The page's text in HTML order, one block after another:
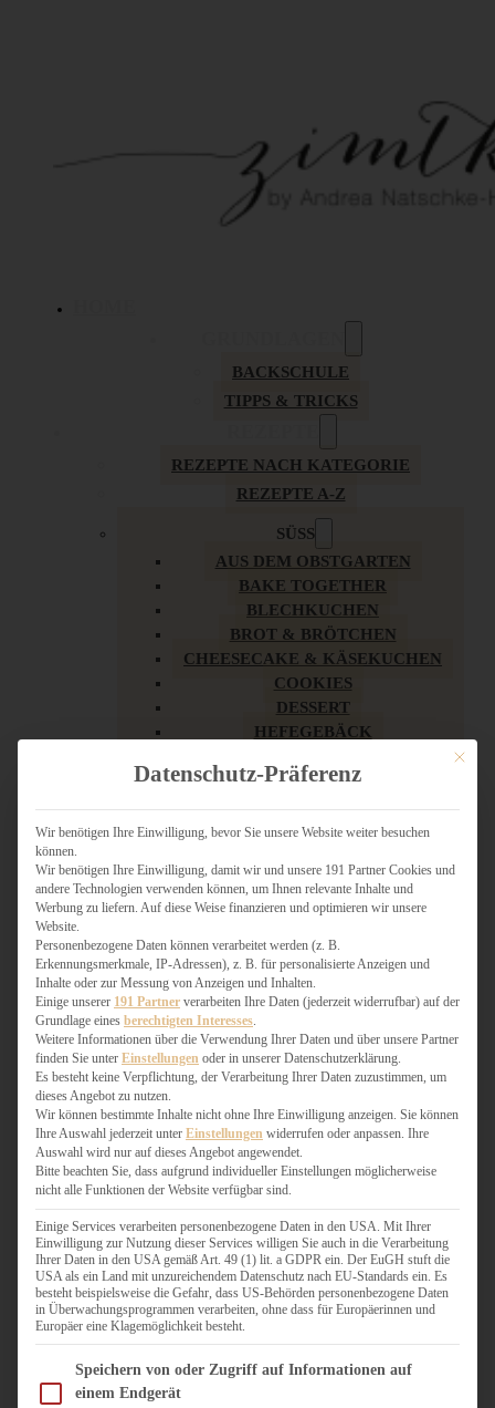
BACKSCHULE
TIPPS & TRICKS
REZEPTE NACH KATEGORIE
REZEPTE A-Z
SÜSS
AUS DEM OBSTGARTEN
BAKE TOGETHER
BLECHKUCHEN
BROT & BRÖTCHEN
CHEESECAKE & KÄSEKUCHEN
COOKIES
DESSERT
HEFEGEBÄCK
KUCHEN
LOW CARB & GESÜNDER
MY AMERICAN BAKERY
SCHOKOLADIGES
SÜSSES HAUPTGERICHT
TÖRTCHEN
VEGAN SÜSS
WEIHNACHTSBÄCKEREI
HERZHAFT
BURGER & SANDWICHES
FIX AUF DEM TISCH
FLEISCH & FISCH
GRILLEN / BARBECUE
HERZHAFTES BACKEN
ONE-POT-GERICHTE
PASTA & NUDELGERICHTE
PIZZA, TARTES & QUICHES
REIS & RISOTTO
SALATE & SNACKS
SUPPENKASPEREIEN
Mit
Datenschutz-Präferenz
Wir benötigen Ihre Einwilligung, bevor Sie unsere Website weiter besuchen
können.
Wir benötigen Ihre Einwilligung, damit wir und unsere 191 Partner Cookies und
andere Technologien verwenden können, um Ihnen relevante Inhalte und
Werbung zu liefern. Auf diese Weise finanzieren und optimieren wir unsere
Website.
Personenbezogene Daten können verarbeitet werden (z. B.
Erkennungsmerkmale, IP-Adressen), z. B. für personalisierte Anzeigen und
Inhalte oder zur Messung von Anzeigen und Inhalten.
Einige unserer 191 Partner verarbeiten Ihre Daten (jederzeit widerrufbar) auf der
Grundlage eines berechtigten Interesses
Weitere Informationen über die Verwendung Ihrer Daten und über unsere Partner
finden Sie unter Einstellungen oder in unserer Datenschutzerklärung.
Es besteht keine Verpflichtung, der Verarbeitung Ihrer Daten zuzustimmen, um
dieses Angebot zu nutzen.
Wir können bestimmte Inhalte nicht ohne Ihre Einwilligung anzeigen. Sie können
Ihre Auswahl jederzeit unter Einstellungen widerrufen oder anpassen. Ihre
Auswahl wird nur auf dieses Angebot angewendet.
Bitte beachten Sie, dass aufgrund individueller Einstellungen möglicherweise
nicht alle Funktionen der Website verfügbar sind.
Einige Services verarbeiten personenbezogene Daten in den USA. Mit Ihrer
Einwilligung zur Nutzung dieser Services willigen Sie auch in die Verarbeitung
Ihrer Daten in den USA gemäß Art. 49 (1) lit. a GDPR ein. Der EuGH stuft die
USA als ein Land mit unzureichendem Datenschutz nach EU-Standards ein. Es
besteht beispielsweise die Gefahr, dass US-Behörden personenbezogene Daten
in Überwachungsprogrammen verarbeiten, ohne dass für Europäerinnen und
Europäer eine Klagemöglichkeit besteht.
Im Folgenden finden Sie eine Liste der Zwecke des IAB Transparency and Consent
Speichern von oder Zugriff auf Informationen auf
einem Endgerät